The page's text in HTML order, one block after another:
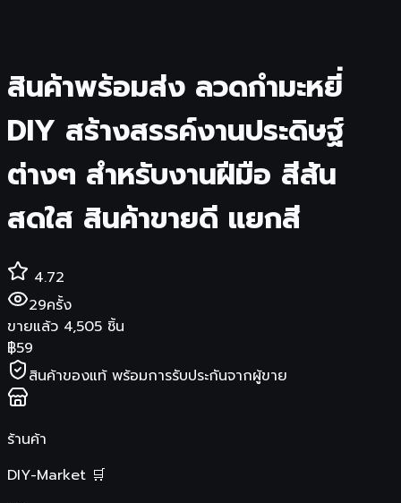
สินค้าพร้อมส่ง ลวดกำมะหยี่
DIY สร้างสรรค์งานประดิษฐ์
ต่างๆ สำหรับงานฝีมือ สีสัน
สดใส สินค้าขายดี แยกสี
4.72
29ครั้ง
ขายแล้ว 4,505 ชิ้น
฿59
สินค้าของแท้ พร้อมการรับประกันจากผู้ขาย
ร้านค้า
DIY-Market 🛒